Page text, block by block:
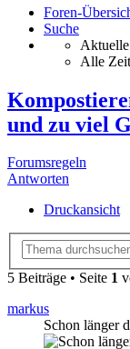
Foren-
Suche
Alle
und zu viel
Forumsregeln
Antworten
Druckansicht
5 Beiträge • Seite 1
markus
Schon länger